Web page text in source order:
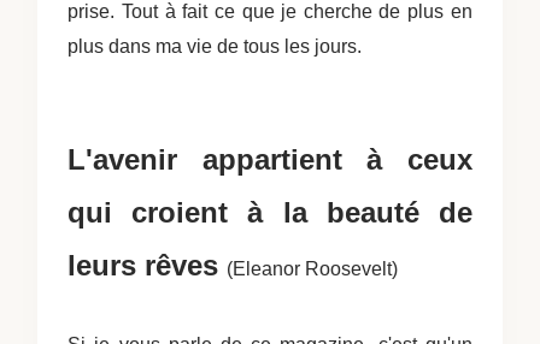
prise. Tout à fait ce que je cherche de plus en
plus dans ma vie de tous les jours.
L'avenir appartient à ceux
qui croient à la beauté de
leurs rêves (Eleanor Roosevelt)